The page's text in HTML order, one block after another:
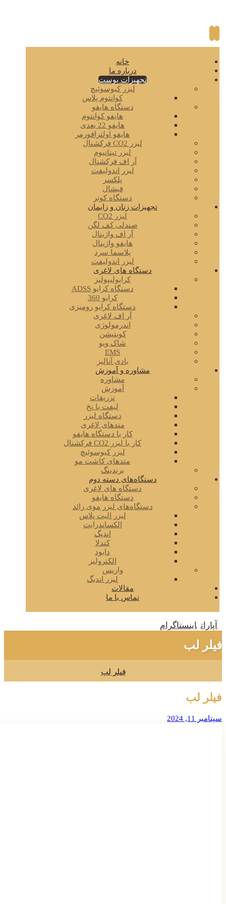
خانه
درباره ما
تجهیزات پوست
لیزر کیوسوئیچ
کوانتوم پلاس
دستگاه هایفو
هایفو کوانتوم
هایفو 22 بعدی
هایفو اولترافورمر
لیزر CO2 فرکشنال
لیزر تیتانیوم
آر اف فرکشنال
لیزر اندولیفت
پلکسر
فیشال
دستگاه کوتر
تجهیزات زنان و زایمان
لیزر CO2
صندلی کف لگن
آر اف واژینال
هایفو واژینال
پلاسما سرد
لیزر اندولیفت
دستگاه های لاغری
کرایولیپولیز
دستگاه کرایو ADSS
کرایو 360
دستگاه کرایو رومیزی
آر اف لاغری
اندرمولوژی
کویتیشن
شاک ویو
EMS
بادی آنالیز
مشاوره و آموزش
مشاوره
آموزش
تزریقات
لیفت با نخ
دستگاه لیزر
متدهای لاغری
کار با دستگاه هایفو
کار با لیزر CO2 فرکشنال
لیزر کیوسوئیچ
متدهای کاشت مو
برندینگ
دستگاه‌های دسته دوم
دستگاه های لاغری
دستگاه هایفو
دستگاه‌های لیزر موی زائد
لیزر الیت پلاس
الکساندرایت
اندیگ
کندلا
دایود
الکترولیز
واریس
لیزر اندیگ
مقالات
تماس با ما
آپارات اینستاگرام
فیلر لب
فیلر لب
فیلر لب
سپتامبر 11, 2024